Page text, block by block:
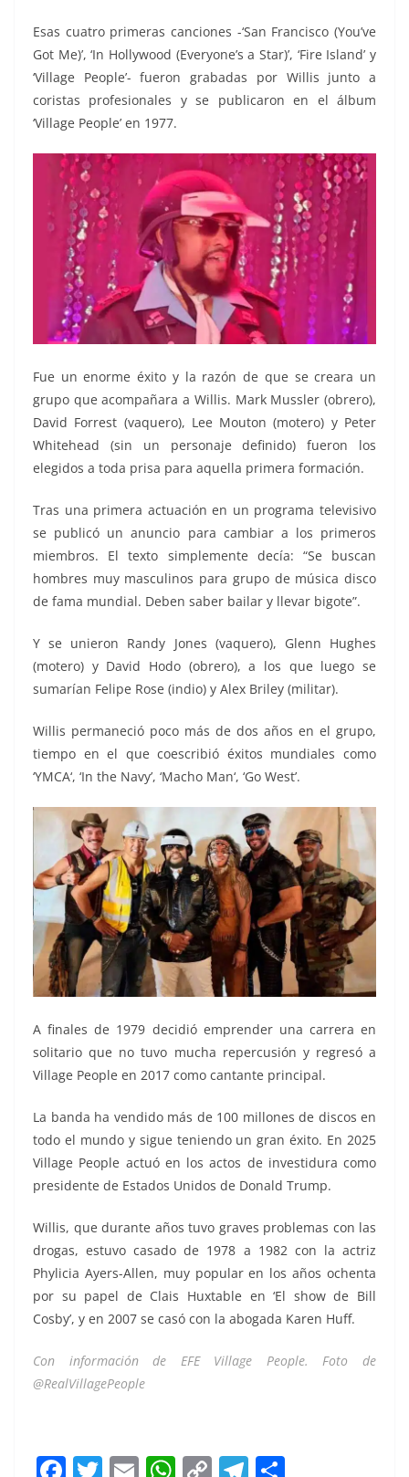
Esas cuatro primeras canciones -‘San Francisco (You’ve
Got Me)’, ‘In Hollywood (Everyone’s a Star)’, ‘Fire Island’ y
‘Village People’- fueron grabadas por Willis junto a
coristas profesionales y se publicaron en el álbum
‘Village People’ en 1977.
Fue un enorme éxito y la razón de que se creara un
grupo que acompañara a Willis. Mark Mussler (obrero),
David Forrest (vaquero), Lee Mouton (motero) y Peter
Whitehead (sin un personaje definido) fueron los
elegidos a toda prisa para aquella primera formación.
Tras una primera actuación en un programa televisivo
se publicó un anuncio para cambiar a los primeros
miembros. El texto simplemente decía: “Se buscan
hombres muy masculinos para grupo de música disco
de fama mundial. Deben saber bailar y llevar bigote”.
Y se unieron Randy Jones (vaquero), Glenn Hughes
(motero) y David Hodo (obrero), a los que luego se
sumarían Felipe Rose (indio) y Alex Briley (militar).
Willis permaneció poco más de dos años en el grupo,
tiempo en el que coescribió éxitos mundiales como
‘YMCA‘, ‘In the Navy’, ‘Macho Man‘, ‘Go West’.
A finales de 1979 decidió emprender una carrera en
solitario que no tuvo mucha repercusión y regresó a
Village People en 2017 como cantante principal.
La banda ha vendido más de 100 millones de discos en
todo el mundo y sigue teniendo un gran éxito. En 2025
Village People actuó en los actos de investidura como
presidente de Estados Unidos de Donald Trump.
Willis, que durante años tuvo graves problemas con las
drogas, estuvo casado de 1978 a 1982 con la actriz
Phylicia Ayers-Allen, muy popular en los años ochenta
por su papel de Clais Huxtable en ‘El show de Bill
Cosby’, y en 2007 se casó con la abogada Karen Huff.
Con información de EFE Village People. Foto de
@RealVillagePeople